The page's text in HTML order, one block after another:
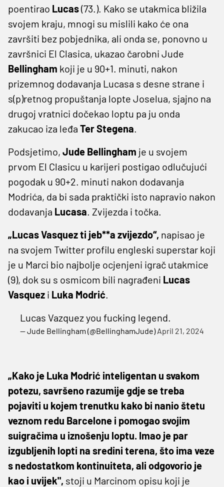
poentirao Lucas(73.). Kako se utakmica bližila
svojem kraju, mnogi su mislili kako će ona
završiti bez pobjednika, ali onda se, ponovno u
završnici El Clasica, ukazao čarobni Jude
Bellingham koji je u 90+1. minuti, nakon
prizemnog dodavanja Lucasa s desne strane i
s(p)retnog propuštanja lopte Joselua, sjajno na
drugoj vratnici dočekao loptu pa ju onda
zakucao iza leđa TerStegena
Podsjetimo, Jude Bellingham je u svojem
prvom El Clasicu u karijeri postigao odlučujući
pogodak u 90+2. minuti nakon dodavanja
Modrića, da bi sada praktički isto napravio nakon
dodavanja Lucasa . Zvijezda i točka.
„Lucas Vasquez ti jeb**a zvijezdo“, napisao je
na svojem Twitter profilu engleski superstar koji
je u Marci bio najbolje ocjenjeni igrač utakmice
(9), dok su s osmicom bili nagrađeni Lucas
Vasquez i Luka Modrić
Lucas Vazquez you fucking legend.
— Jude Bellingham (@BellinghamJude)April 21, 2024
„Kako je Luka Modrić inteligentan u svakom
potezu, savršeno razumije gdje se treba
pojaviti u kojem trenutku kako bi nanio štetu
veznom redu Barcelone i pomogao svojim
suigračima u iznošenju loptu. Imao je par
izgubljenih lopti na sredini terena, što ima veze
s nedostatkom kontinuiteta, ali odgovorio je
kao i uvijek", stoji u Marcinom opisu koji je